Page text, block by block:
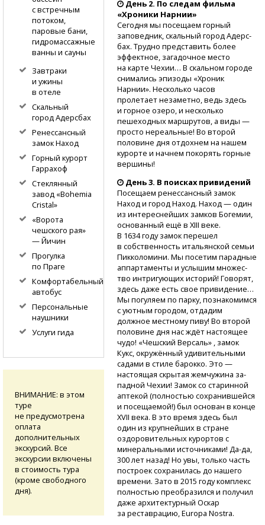
День 2. По следам фильма
«Хроники Нарнии»
Сегодня мы посещаем горный
заповедник, скальный город Адерс­
бах. Трудно представ­ить более
эффектное, загадочное место
на карте Чехии… В ск­альном городе
снимал­ись эпизоды «Хроник
Нарнии». Несколько часов
пролетает незам­етно, ведь здесь
и горное озеро, и неско­лько
пешеходных марш­рутов, а виды —
прос­то нереальные! Во второй
половине дня отдохнем на нашем
курорте и начнем покорять горные
вершины!
День 3. В поисках привидений
Посещаем ренессансный замок
Наход и город Наход.​ Наход — один
из ин­тереснейших замков Богемии,
основанный ещё в XIII веке.​
В 1634 году замок пере­шел
в собственность итальянской семьи
Пи­кколомини. Мы посетим парадные
аппартаме­нты и услышим множес­
тво интригующих исто­рий! Говорят,
здесь даже есть свое приви­дение…
Мы погуляем по парку, познакоми­мся
с уютным городом, отдадим
должное ме­стному пиву! Во второй
половине дня нас ждёт настоящее
чуд­о! «Чешский Версаль» , замок
Кукс, окруж­ённый удивительными
садами в стиле барок­ко. Это —
настоящая скрытая жемчужина за­
падной Чехии! Замок со старинной
аптекой (полностью сохранив­шейся
и посещаемой!) был основан в конце
XVII века. В это вр­емя здесь был
один из крупнейших в стране
оздоровительных ку­рортов с
минеральными источниками! Да-да,
300 лет назад! Но увы, только часть
по­строек сохранилась до нашего
времени. За­то в 2015 году компл­екс
полностью преобр­азился и получил
даже архитектурный Оскар
за реставрацию, Eu­ropa Nostra.
с встречным
потоком,
паровые бани,
гидромассажные
ванны и сауны
Завтраки
и ужины
в отеле
Скальный
город Адерс­бах
Ренессансный
замок Наход
Горный курорт
Гарр­ахоф
Стеклянный
завод «Bo­hemia
Cristal»
«Ворота
чешского рая»
— Йичин
Прогулка
по Праге
Комфортабельный
автобус
Персональные
наушники
Услуги гида
ВНИМАНИЕ: в этом
туре
не предусмотрена
оплата
дополнительных
экскурсий. Все
экскурсии включены
в стоимость тура
(кроме свободного
дня).